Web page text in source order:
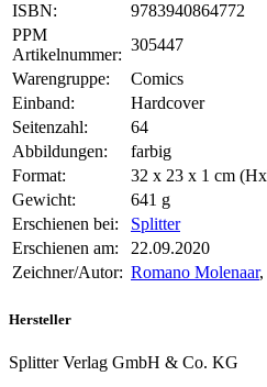
ISBN:
9783940864772
PPM
Artikelnummer:
305447
Warengruppe:
Comics
Einband:
Hardcover
Seitenzahl:
64
Abbildungen:
farbig
Format:
32 x 23 x 1 cm
Gewicht:
641 g
Erschienen bei:
Splitter
Erschienen am:
22.09.2020
Zeichner/Autor: Romano Molenaar,
Hersteller
Splitter Verlag GmbH & Co. KG